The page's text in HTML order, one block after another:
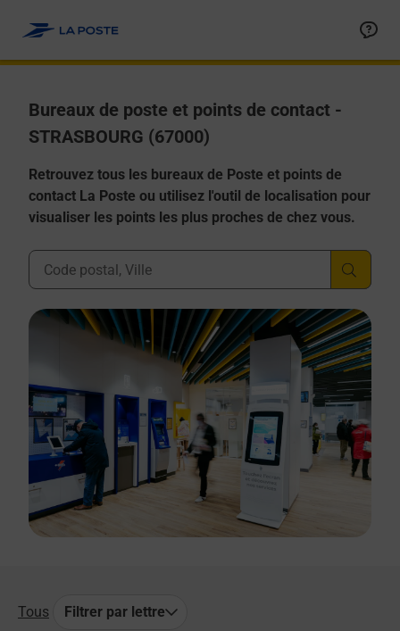
Bureaux de poste et points de contact -
STRASBOURG (67000)
Retrouvez tous les bureaux de Poste et points de
contact La Poste ou utilisez l'outil de localisation pour
visualiser les points les plus proches de chez vous.
Ville, Département, Code Postal
Tous Filtrer par lettre